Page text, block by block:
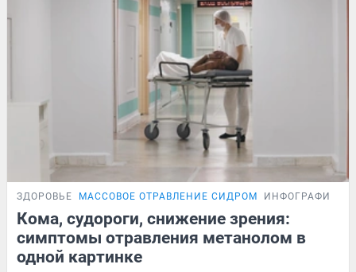
ЗДОРОВЬЕ МАССОВОЕ ОТРАВЛЕНИЕ СИДРОМ ИНФОГРАФИКА
Кома, судороги, снижение зрения:
симптомы отравления метанолом в
одной картинке